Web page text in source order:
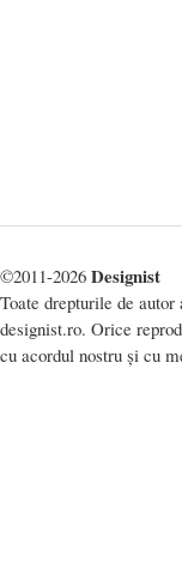
©2011-2026 Designist
Toate drepturile de
designist.ro. Orice
cu acordul nostru și cu